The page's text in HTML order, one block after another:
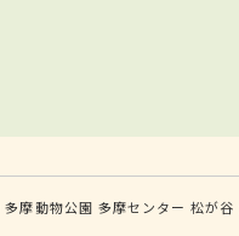
多摩動物公園 多摩センター 松が谷